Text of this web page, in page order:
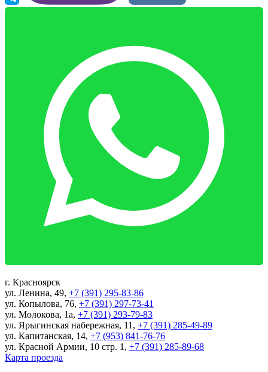
г. Красноярск
ул. Ленина, 49, +7 (391) 295-83-86
ул. Копылова, 76, +7 (391) 297-73-41
ул. Молокова, 1а, +7 (391) 293-79-83
ул. Ярыгинская набережная, 11 , +7 (391) 285-49-89
ул. Капитанская, 14, +7 (953) 841-76-76
ул. Красной Армии, 10 стр. 1 , +7 (391) 285-89-68
Карта проезда